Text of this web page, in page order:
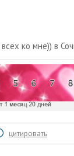
ко мне)) в
цитировать